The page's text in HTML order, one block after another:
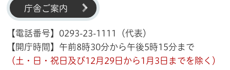
庁舎ご案内
【電話番号】0293-23-1111（代表）
【開庁時間】午前8時30分から午後5時15分まで
（土・日・祝日及び12月29日から1月3日までを除く）